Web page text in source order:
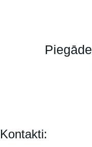
Kontakti: